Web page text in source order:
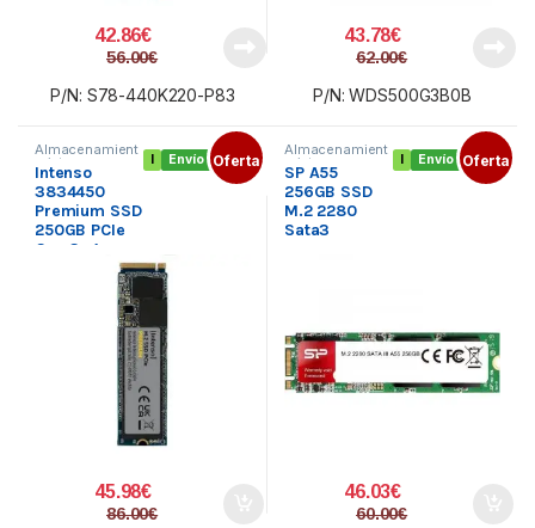
42.86€
56.00€
P/N: S78-440K220-P83
43.78€
62.00€
P/N: WDS500G3B0B
Envío gratis
Oferta
Almacenamient
o interno
Componentes
SSD M.2
Intenso
3834450
Premium SSD
250GB PCIe
Gen 3×4
45.98€
86.00€
Envío gratis
Oferta
Almacenamient
o interno
Componentes
SSD M.2
SP A55
256GB SSD
M.2 2280
Sata3
46.03€
60.00€